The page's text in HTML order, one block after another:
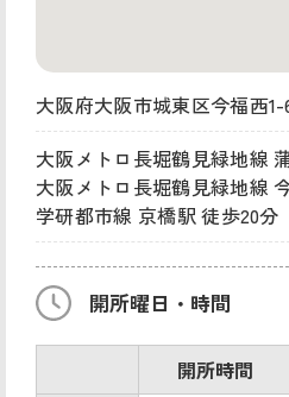
大阪府大阪市城東区今福西
大阪メトロ長堀鶴見緑地線
大阪メトロ長堀鶴見緑地線
学研都市線 京橋駅 徒歩20分
開所曜日・時間
開所時間